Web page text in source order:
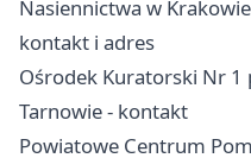
Nasiennictwa w
kontakt i adres
Ośrodek Kuratorski Nr 1
Tarnowie - kontakt
Powiatowe Centrum